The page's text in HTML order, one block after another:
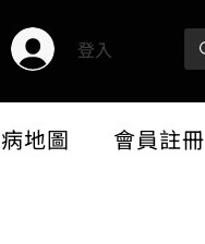
登入
地圖 會員註冊